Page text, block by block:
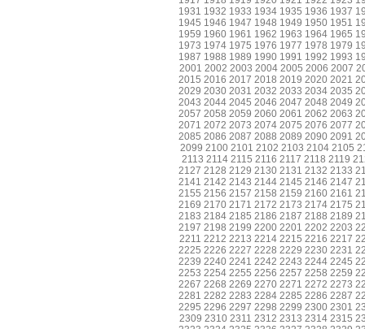
1931 1932 1933 1934 1935 1936 1937
1945 1946 1947 1948 1949 1950 1951
1959 1960 1961 1962 1963 1964 1965
1973 1974 1975 1976 1977 1978 1979
1987 1988 1989 1990 1991 1992 1993
2001 2002 2003 2004 2005 2006 2007
2015 2016 2017 2018 2019 2020 2021
2029 2030 2031 2032 2033 2034 2035
2043 2044 2045 2046 2047 2048 2049
2057 2058 2059 2060 2061 2062 2063
2071 2072 2073 2074 2075 2076 2077
2085 2086 2087 2088 2089 2090 2091
2099 2100 2101 2102 2103 2104 2105
2113 2114 2115 2116 2117 2118 2119
2127 2128 2129 2130 2131 2132 2133
2141 2142 2143 2144 2145 2146 2147
2155 2156 2157 2158 2159 2160 2161
2169 2170 2171 2172 2173 2174 2175
2183 2184 2185 2186 2187 2188 2189
2197 2198 2199 2200 2201 2202 2203
2211 2212 2213 2214 2215 2216 2217
2225 2226 2227 2228 2229 2230 2231
2239 2240 2241 2242 2243 2244 2245
2253 2254 2255 2256 2257 2258 2259
2267 2268 2269 2270 2271 2272 2273
2281 2282 2283 2284 2285 2286 2287
2295 2296 2297 2298 2299 2300 2301
2309 2310 2311 2312 2313 2314 2315